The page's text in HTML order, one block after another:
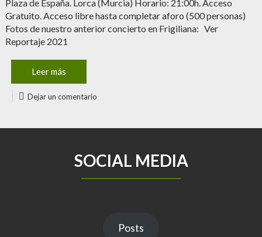
Plaza de España. Lorca (Murcia) Horario: 21:00h. Acceso
Gratuito. Acceso libre hasta completar aforo (500 personas)
Fotos de nuestro anterior concierto en Frigiliana: Ver
Reportaje 2021
Leer más
Dejar un comentario
SOCIAL MEDIA
Posts